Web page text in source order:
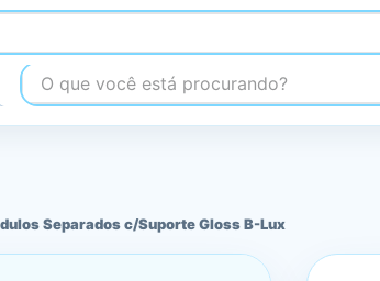
O que você está procurando?
Separados c/Suporte Gloss B-Lux